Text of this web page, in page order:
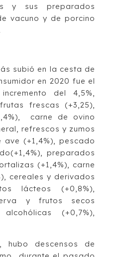
y sus preparados
vacuno y de porcino
subió en la cesta de
en 2020 fue el
del 4,5%,
frescas (+3,25),
carne de ovino
refrescos y zumos
ave (+1,4%), pescado
preparados
(+1,4%), carne
cereales y derivados
lácteos (+0,8%),
y frutos secos
alcohólicas (+0,7%),
hubo descensos de